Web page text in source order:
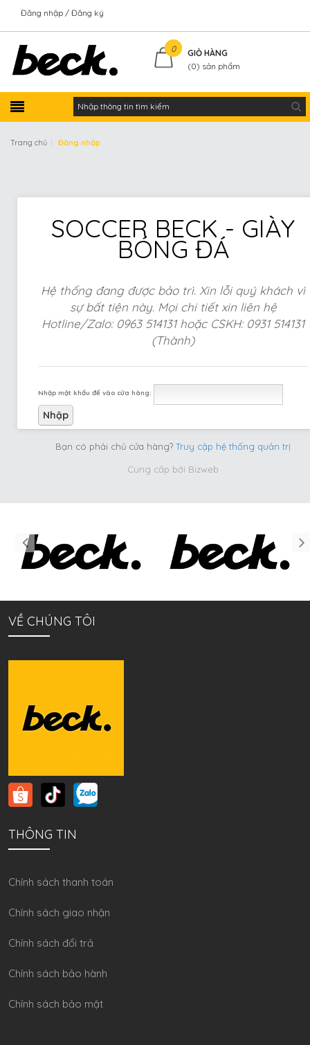
Đăng nhập Đăng ký
0
GIỎ HÀNG
(0) sản phẩm
Trang chủ Đăng nhập
SOCCER BECK - GIÀY
BÓNG ĐÁ
Hệ thống đang được bảo trì. Xin lỗi quý khách vì
sự bất tiện này. Mọi chi tiết xin liên hệ
Hotline/Zalo: 0963 514131 hoặc CSKH: 0931 514131
(Thành)
Nhập mật khẩu để vào cửa hàng:
Bạn có phải chủ cửa hàng? Truy cập hệ thống quản trị
Cung cấp bởi Bizweb
VỀ CHÚNG TÔI
THÔNG TIN
Chính sách thanh toán
Chính sách giao nhận
Chính sách đổi trả
Chính sách bảo hành
Chính sách bảo mật